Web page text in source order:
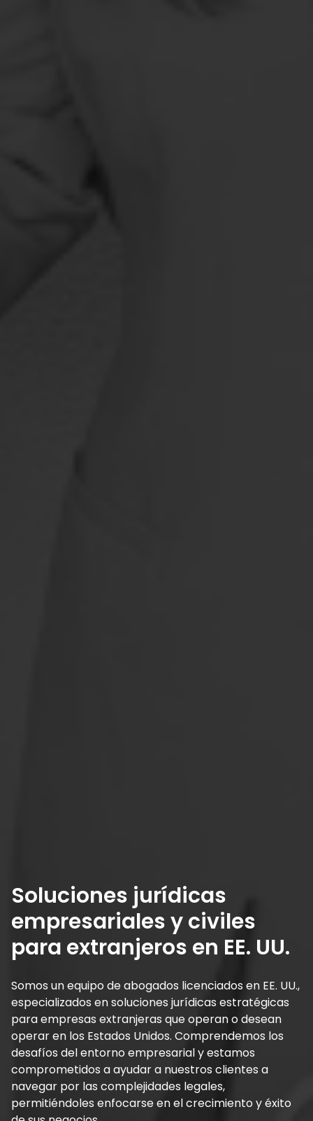
Soluciones jurídicas
empresariales y civiles
para extranjeros en EE. UU.
Somos un equipo de abogados licenciados en EE. UU.,
especializados en soluciones jurídicas estratégicas
para empresas extranjeras que operan o desean
operar en los Estados Unidos. Comprendemos los
desafíos del entorno empresarial y estamos
comprometidos a ayudar a nuestros clientes a
navegar por las complejidades legales,
permitiéndoles enfocarse en el crecimiento y éxito